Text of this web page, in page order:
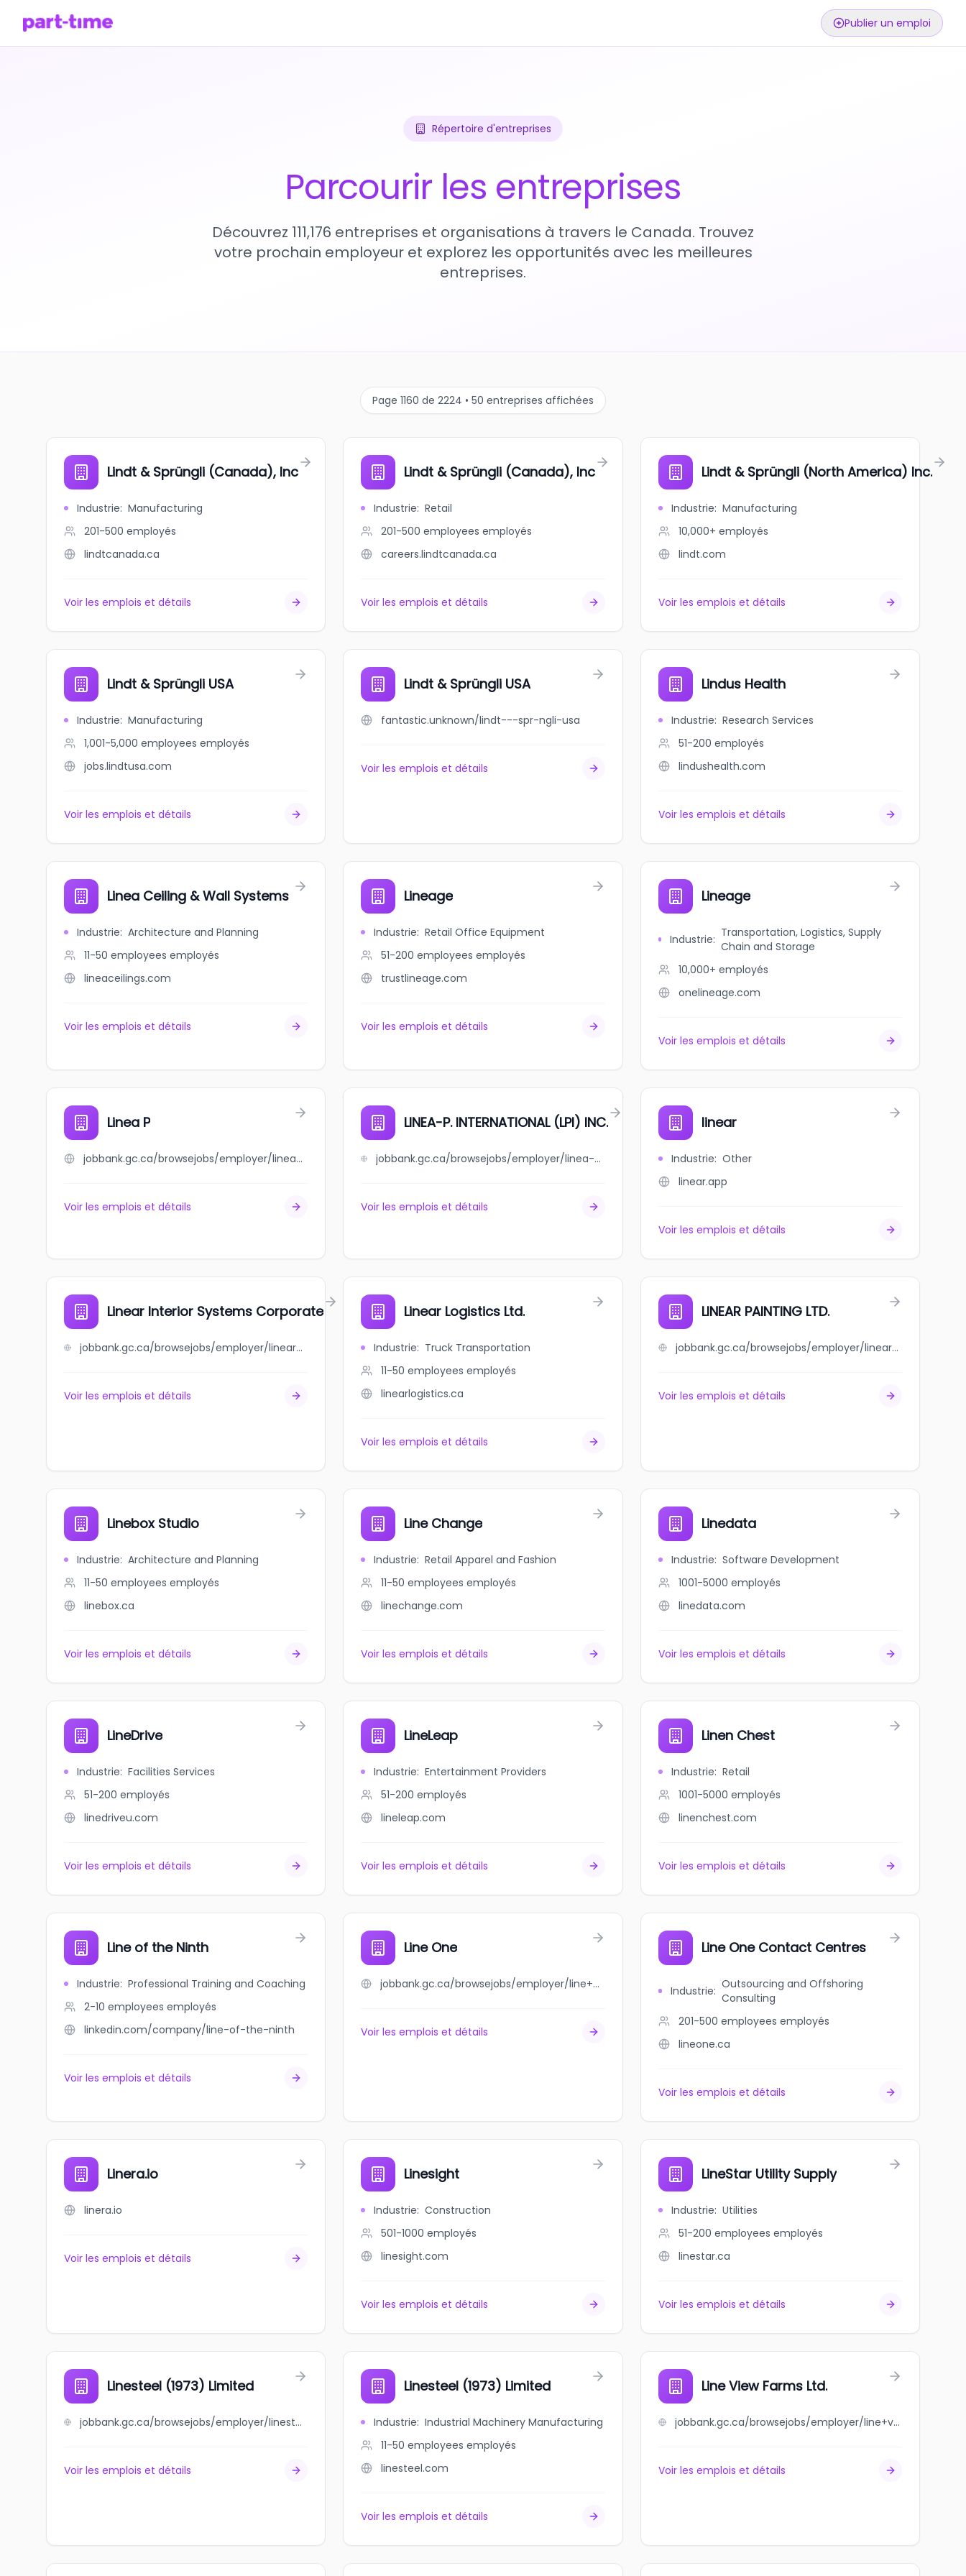
Publier un emploi
Répertoire d'entreprises
Parcourir les entreprises
Découvrez 111,176 entreprises et organisations à travers le Canada. Trouvez
votre prochain employeur et explorez les opportunités avec les meilleures
entreprises.
Page 1160 de 2224 • 50 entreprises affichées
Lindt & Sprüngli (Canada), Inc
Industrie: Manufacturing
201-500 employés
lindtcanada.ca
Voir les emplois et détails
Lindt & Sprüngli (Canada), Inc
Industrie: Retail
201-500 employees employés
careers.lindtcanada.ca
Voir les emplois et détails
Lindt & Sprüngli (North America) Inc.
Industrie: Manufacturing
10,000+ employés
lindt.com
Voir les emplois et détails
Lindt & Sprüngli USA
Industrie: Manufacturing
1,001-5,000 employees employés
jobs.lindtusa.com
Voir les emplois et détails
Lindt & Sprüngli USA
fantastic.unknown/lindt---spr-ngli-usa
Voir les emplois et détails
Lindus Health
Industrie: Research Services
51-200 employés
lindushealth.com
Voir les emplois et détails
Linea Ceiling & Wall Systems
Industrie: Architecture and Planning
11-50 employees employés
lineaceilings.com
Voir les emplois et détails
Lineage
Industrie: Retail Office Equipment
51-200 employees employés
trustlineage.com
Voir les emplois et détails
Lineage
Industrie: Transportation, Logistics, Supply
Chain and Storage
10,000+ employés
onelineage.com
Voir les emplois et détails
Linea P
jobbank.gc.ca/browsejobs/employer/linea+p/ca
Voir les emplois et détails
LINEA-P. INTERNATIONAL (LPI) INC.
jobbank.gc.ca/browsejobs/employer/linea-p.+international+%28lpi%29++inc./ca
Voir les emplois et détails
linear
Industrie: Other
linear.app
Voir les emplois et détails
Linear Interior Systems Corporate
jobbank.gc.ca/browsejobs/employer/linear+interior+systems+corporate/ca
Voir les emplois et détails
Linear Logistics Ltd.
Industrie: Truck Transportation
11-50 employees employés
linearlogistics.ca
Voir les emplois et détails
LINEAR PAINTING LTD.
jobbank.gc.ca/browsejobs/employer/linear+painting+ltd./ca
Voir les emplois et détails
Linebox Studio
Industrie: Architecture and Planning
11-50 employees employés
linebox.ca
Voir les emplois et détails
Line Change
Industrie: Retail Apparel and Fashion
11-50 employees employés
linechange.com
Voir les emplois et détails
Linedata
Industrie: Software Development
1001-5000 employés
linedata.com
Voir les emplois et détails
LineDrive
Industrie: Facilities Services
51-200 employés
linedriveu.com
Voir les emplois et détails
LineLeap
Industrie: Entertainment Providers
51-200 employés
lineleap.com
Voir les emplois et détails
Linen Chest
Industrie: Retail
1001-5000 employés
linenchest.com
Voir les emplois et détails
Line of the Ninth
Industrie: Professional Training and Coaching
2-10 employees employés
linkedin.com/company/line-of-the-ninth
Voir les emplois et détails
Line One
jobbank.gc.ca/browsejobs/employer/line+one/ca
Voir les emplois et détails
Line One Contact Centres
Industrie: Outsourcing and Offshoring
Consulting
201-500 employees employés
lineone.ca
Voir les emplois et détails
Linera.io
linera.io
Voir les emplois et détails
Linesight
Industrie: Construction
501-1000 employés
linesight.com
Voir les emplois et détails
LineStar Utility Supply
Industrie: Utilities
51-200 employees employés
linestar.ca
Voir les emplois et détails
Linesteel (1973) Limited
jobbank.gc.ca/browsejobs/employer/linesteel+%281973%29+limited/ca
Voir les emplois et détails
Linesteel (1973) Limited
Industrie: Industrial Machinery Manufacturing
11-50 employees employés
linesteel.com
Voir les emplois et détails
Line View Farms Ltd.
jobbank.gc.ca/browsejobs/employer/line+view+farms+ltd./ca
Voir les emplois et détails